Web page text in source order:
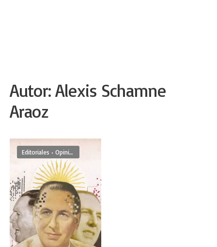
Autor:Alexis Schamne
Araoz
Editoriales • Opinion